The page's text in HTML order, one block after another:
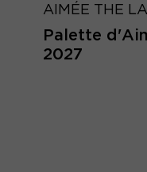
AIMÉE THE
Palette
2027